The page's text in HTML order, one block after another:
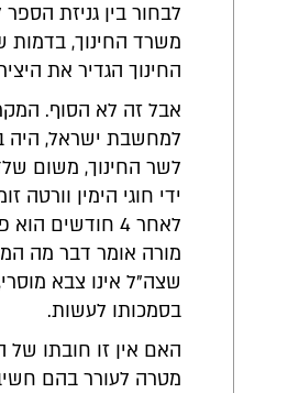
לבחור בין גניזת
משרד החינוך,
החינוך הגדיר את
אבל זה לא הסוף.
למחשבת ישראל, היה
לשר החינוך, משום
ידי חוגי הימין
לאחר 4 חודשים
מורה אומר דבר מה
שצה"ל אינו צבא
בסמכותו לעשות.
האם אין זו חובתו
מטרה לעורר בהם